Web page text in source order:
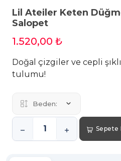
Lil Ateiler Keten
Salopet
1.520,00 ₺
Doğal çizgiler ve cepli
tulumu!
Beden:
Sepete